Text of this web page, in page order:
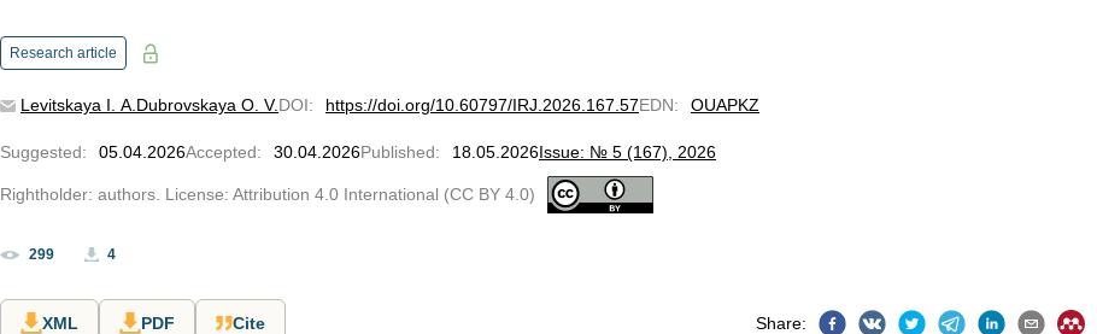
Research article
Levitskaya I. A. Dubrovskaya O. V.DOI: https://doi.org/10.60797/IRJ.2026.167.57EDN: OUAPKZ
Suggested: 05.04.2026Accepted: 30.04.2026Published: 18.05.2026Issue: № 5 (167), 2026
Rightholder: authors. License: Attribution 4.0 International (CC BY 4.0)
299 4
XML PDF Cite Share: